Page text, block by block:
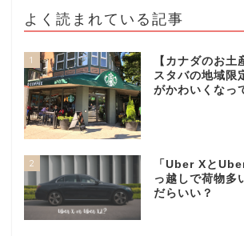
よく読まれている記事
1
【カナダのお土
スタバの地域限
がかわいくなっ
2
「Uber Xと
っ越しで荷物多
だらいい？